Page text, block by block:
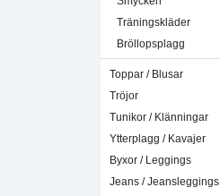
Träningskläder
Bröllopsplagg
Toppar / Blusar
Tröjor
Tunikor / Klänningar
Ytterplagg / Kavajer
Byxor / Leggings
Jeans / Jeansleggings